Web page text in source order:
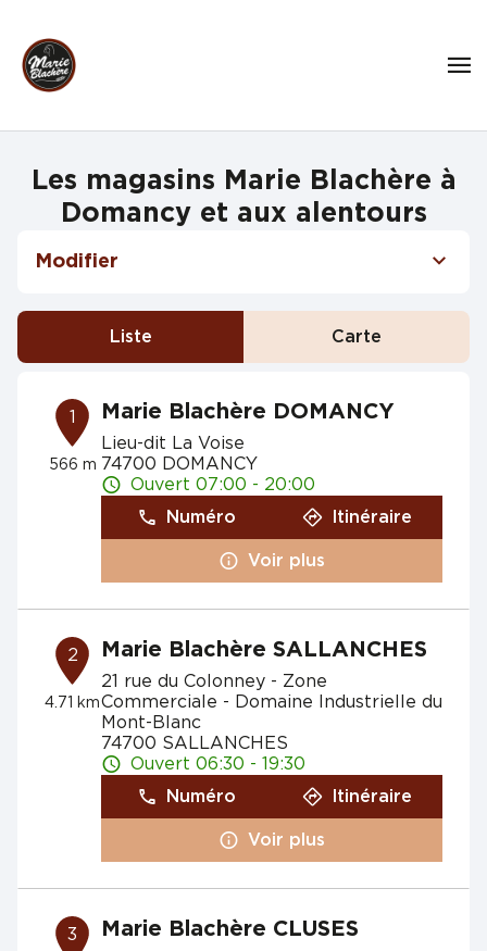
Les magasins Marie Blachère à
Domancy et aux alentours
Modifier
Liste Carte
1
566 m
Marie Blachère DOMANCY
Lieu-dit La Voise
74700 DOMANCY
Ouvert 07:00 - 20:00
Numéro
Itinéraire
Voir plus
2
4.71 km
Marie Blachère SALLANCHES
21 rue du Colonney - Zone
Commerciale - Domaine Industrielle du
Mont-Blanc
74700 SALLANCHES
Ouvert 06:30 - 19:30
Numéro
Itinéraire
Voir plus
3 Marie Blachère CLUSES